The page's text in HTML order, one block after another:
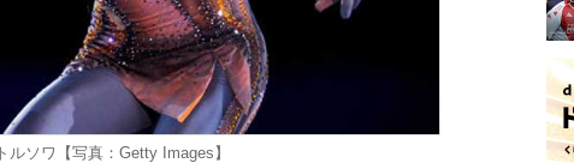
ルソワ【写真：Getty Images】